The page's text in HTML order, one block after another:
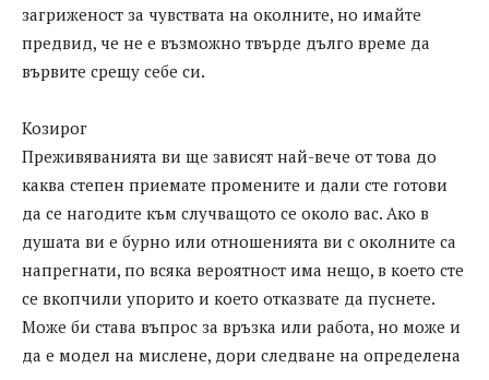
загриженост за чувствата на околните, но имайте
предвид, че не е възможно твърде дълго време да
вървите срещу себе си.
Козирог
Преживяванията ви ще зависят най-вече от това до
каква степен приемате промените и дали сте готови
да се нагодите към случващото се около вас. Ако в
душата ви е бурно или отношенията ви с околните са
напрегнати, по всяка вероятност има нещо, в което сте
се вкопчили упорито и което отказвате да пуснете.
Може би става въпрос за връзка или работа, но може и
да е модел на мислене, дори следване на определена